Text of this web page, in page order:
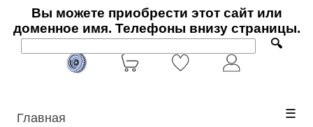
Вы можете приобрести этот сайт или
доменное имя. Телефоны внизу страницы.
🔍
Главная ☰